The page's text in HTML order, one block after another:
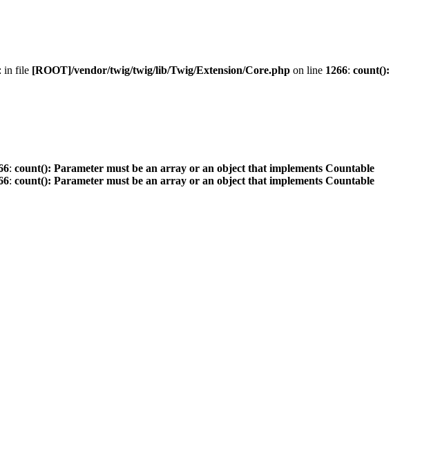
: in file [ROOT]/vendor/twig/twig/lib/Twig/Extension/Core.php on line 1266: count():
: count(): Parameter must be an array or an object that implements Countable
: count(): Parameter must be an array or an object that implements Countable